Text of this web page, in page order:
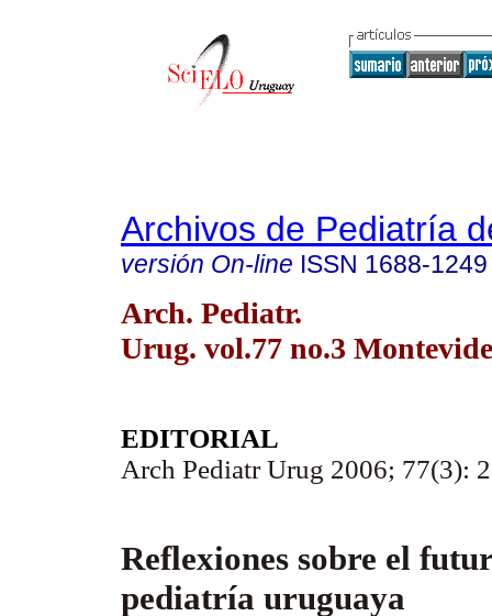
Archivos de Pediatría
versión On-line ISSN 1688-1249
Arch. Pediatr.
Urug. vol.77 no.3
EDITORIAL
Arch Pediatr Urug 2006; 77(3):
Reflexiones sobre el
pediatría uruguaya